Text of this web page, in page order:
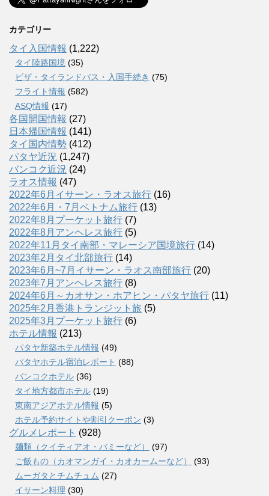
カテゴリー
タイ入国情報 (1,222)
タイ陸路国境 (35)
ビザ・タイランドパス・入国手続き (75)
フライト情報 (582)
ASQ情報 (17)
各国開国情報 (27)
日本帰国情報 (141)
タイ国内情勢 (412)
パタヤ近況 (1,247)
バンコク近況 (24)
ラオス情報 (47)
2022年6月イサーン・ラオス旅行 (16)
2022年6月・7月ベトナム旅行 (13)
2022年8月プーケット旅行 (7)
2022年8月アンヘレス旅行 (5)
2022年11月タイ南部・マレーシア国境旅行 (14)
2023年2月タイ北部旅行 (14)
2023年6月~7月イサーン・ラオス南部旅行 (20)
2023年7月アンヘレス旅行 (8)
2024年6月～カオサン・ホアヒン・パタヤ旅行 (11)
2025年2月香港トランジット旅 (5)
2025年3月プーケット旅行 (6)
ホテル情報 (213)
パタヤ新築ホテル情報 (49)
パタヤホテル宿泊レポート (88)
バンコクホテル (36)
タイ地方都市ホテル (19)
東南アジアホテル情報 (5)
ホテル予約サイトや割引クーポン (3)
グルメレポート (928)
麺類（クイティアオ・バミーなど）
(97)
ご飯もの（カオマンガイ・カオカームーなど）
(93)
ムーガタとチムチュム (27)
イサーン料理 (30)